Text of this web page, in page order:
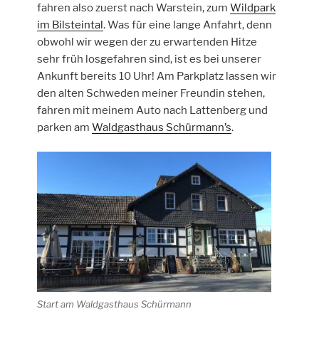
fahren also zuerst nach Warstein, zumWildpark
im Bilsteintal. Was für eine lange Anfahrt, denn
obwohl wir wegen der zu erwartenden Hitze
sehr früh losgefahren sind, ist es bei unserer
Ankunft bereits 10 Uhr! Am Parkplatz lassen wir
den alten Schweden meiner Freundin stehen,
fahren mit meinem Auto nach Lattenberg und
parken amWaldgasthaus Schürmann’s.
Start am Waldgasthaus Schürmann